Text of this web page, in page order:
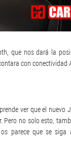
que nos dará la
con conectividad
ver que el nuevo
Pero no solo esto,
parece que se siga